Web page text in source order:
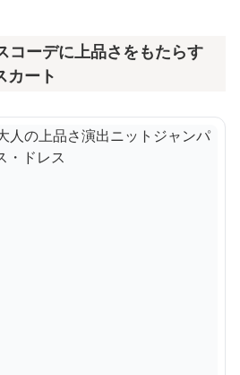
コーデに上品さをもたらす
カート